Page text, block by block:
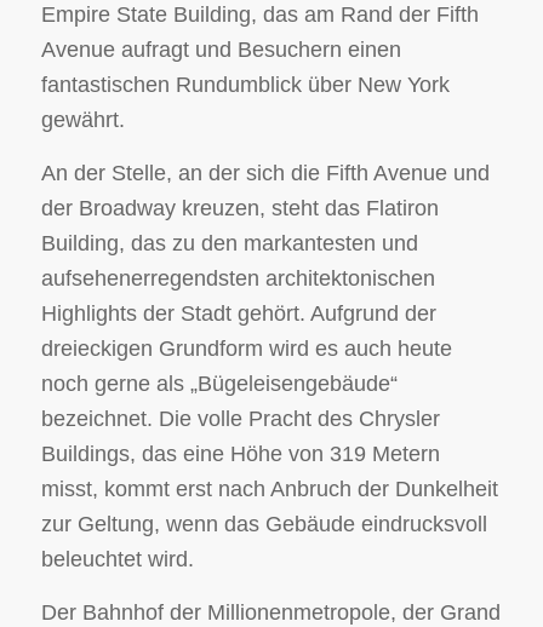
Empire State Building, das am Rand der Fifth
Avenue aufragt und Besuchern einen
fantastischen Rundumblick über New York
gewährt.
An der Stelle, an der sich die Fifth Avenue und
der Broadway kreuzen, steht das Flatiron
Building, das zu den markantesten und
aufsehenerregendsten architektonischen
Highlights der Stadt gehört. Aufgrund der
dreieckigen Grundform wird es auch heute
noch gerne als „Bügeleisengebäude“
bezeichnet. Die volle Pracht des Chrysler
Buildings, das eine Höhe von 319 Metern
misst, kommt erst nach Anbruch der Dunkelheit
zur Geltung, wenn das Gebäude eindrucksvoll
beleuchtet wird.
Der Bahnhof der Millionenmetropole, der Grand